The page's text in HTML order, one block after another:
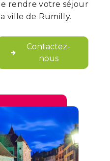
rendre votre séjour
ville de Rumilly.
Contactez-
nous